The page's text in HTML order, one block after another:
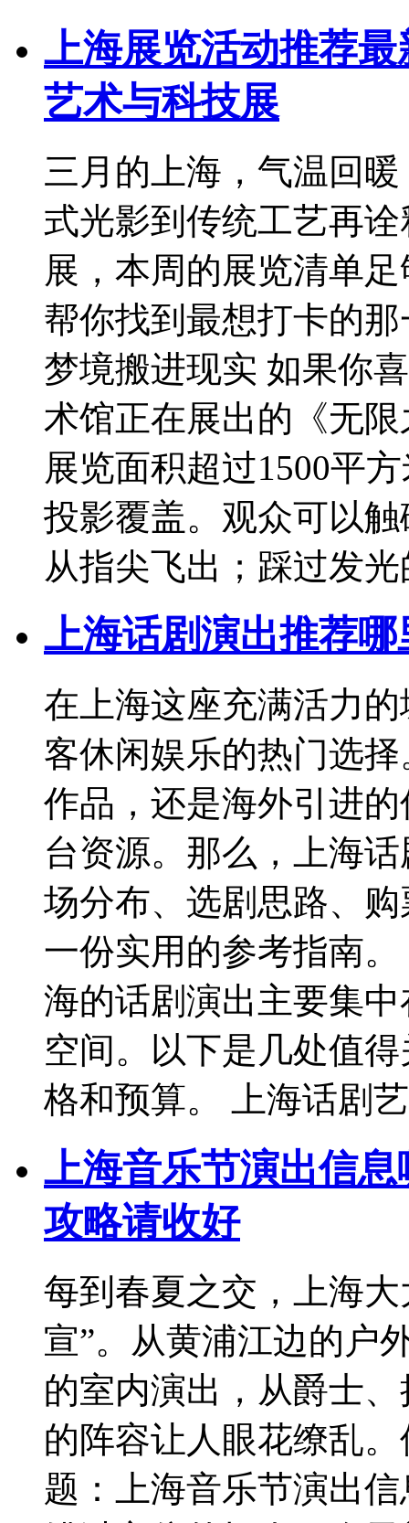
上海展览活动推荐
艺术与科技展
三月的上海，气温回
式光影到传统工艺再
展，本周的展览清单
帮你找到最想打卡的
梦境搬进现实 如果你
术馆正在展出的《无
展览面积超过1500平
投影覆盖。观众可以
从指尖飞出；踩过发光
上海话剧演出推荐哪
在上海这座充满活力
客休闲娱乐的热门选
作品，还是海外引进
台资源。那么，上海
场分布、选剧思路、
一份实用的参考指南
海的话剧演出主要集
空间。以下是几处值
格和预算。 上海话剧
上海音乐节演出信
攻略请收好
每到春夏之交，上海
宣”。从黄浦江边的户
的室内演出，从爵士
的阵容让人眼花缭乱
题：上海音乐节演出